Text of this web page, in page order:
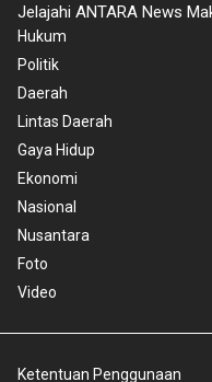
Jelajahi ANTARA News
Hukum
Politik
Daerah
Lintas Daerah
Gaya Hidup
Ekonomi
Nasional
Nusantara
Foto
Video
Ketentuan Penggunaan